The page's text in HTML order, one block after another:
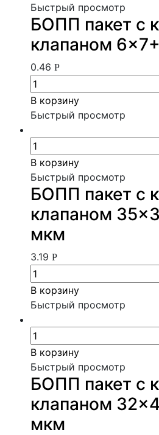
Быстрый просмотр
БОПП пакет с
клапаном
0.46 Р
В корзину
Быстрый просмотр
В корзину
Быстрый просмотр
БОПП пакет с
клапаном
мкм
3.19 Р
В корзину
Быстрый просмотр
В корзину
Быстрый просмотр
БОПП пакет с
клапаном
мкм